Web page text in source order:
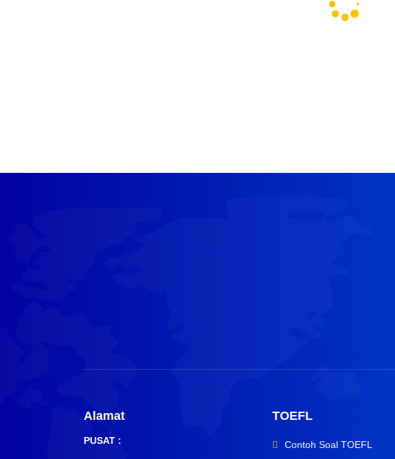
Alamat
PUSAT :
TOEFL
Contoh Soal TOEFL